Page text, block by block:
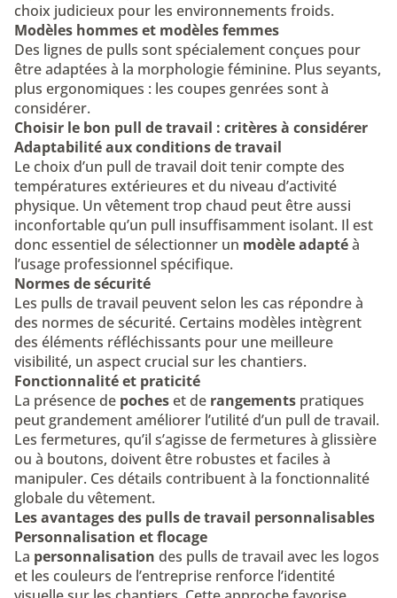
choix judicieux pour les environnements froids.
Modèles hommes et modèles femmes
Des lignes de pulls sont spécialement conçues pour
être adaptées à la morphologie féminine. Plus seyants,
plus ergonomiques : les coupes genrées sont à
considérer.
Choisir le bon pull de travail : critères à considérer
Adaptabilité aux conditions de travail
Le choix d’un pull de travail doit tenir compte des
températures extérieures et du niveau d’activité
physique. Un vêtement trop chaud peut être aussi
inconfortable qu’un pull insuffisamment isolant. Il est
donc essentiel de sélectionner un modèle adaptéà
l’usage professionnel spécifique.
Normes de sécurité
Les pulls de travail peuvent selon les cas répondre à
des normes de sécurité. Certains modèles intègrent
des éléments réfléchissants pour une meilleure
visibilité, un aspect crucial sur les chantiers.
Fonctionnalité et praticité
La présence de pocheset de rangements pratiques
peut grandement améliorer l’utilité d’un pull de travail.
Les fermetures, qu’il s’agisse de fermetures à glissière
ou à boutons, doivent être robustes et faciles à
manipuler. Ces détails contribuent à la fonctionnalité
globale du vêtement.
Les avantages des pulls de travail personnalisables
Personnalisation et flocage
La personnalisation des pulls de travail avec les logos
et les couleurs de l’entreprise renforce l’identité